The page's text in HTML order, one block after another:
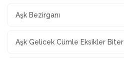
Aşk Bezirganı
Aşk Gelicek Cümle Eksikler Biter